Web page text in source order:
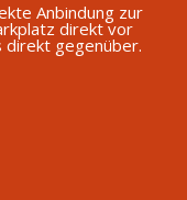
Anbindung zur
direkt vor
direkt gegenüber.